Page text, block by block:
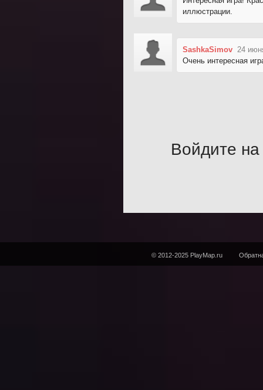
иллюстрации.
SashkaSimov 24
Очень интересная
Войдите на
© 2012-2025 PlayMap.ru